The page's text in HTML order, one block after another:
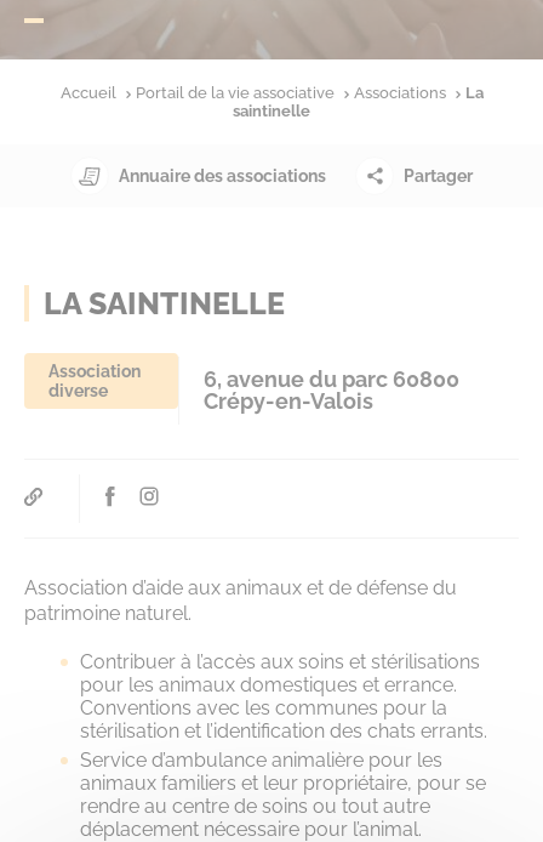
Accueil Portail de la vie associative Associations
La
saintinelle
Annuaire des associations Partager
LA SAINTINELLE
Association
diverse
6, avenue du parc 60800
Crépy-en-Valois
Association d’aide aux animaux et de défense du
patrimoine naturel.
Contribuer à l’accès aux soins et stérilisations
pour les animaux domestiques et errance.
Conventions avec les communes pour la
stérilisation et l’identification des chats errants.
Service d’ambulance animalière pour les
animaux familiers et leur propriétaire, pour se
rendre au centre de soins ou tout autre
déplacement nécessaire pour l’animal.